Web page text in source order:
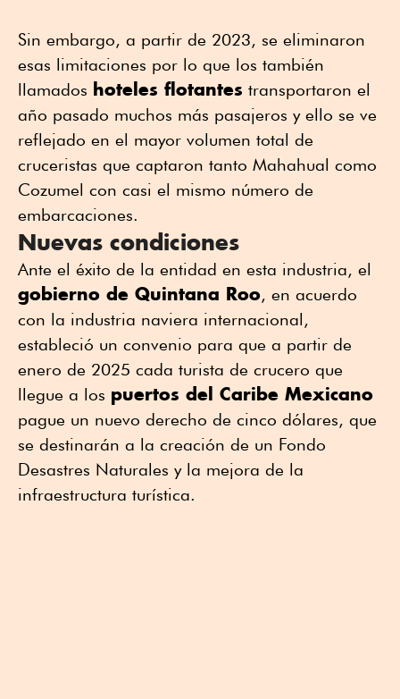
Sin embargo, a partir de 2023, se eliminaron
esas limitaciones por lo que los también
llamados hoteles flotantes transportaron el
año pasado muchos más pasajeros y ello se ve
reflejado en el mayor volumen total de
cruceristas que captaron tanto Mahahual como
Cozumel con casi el mismo número de
embarcaciones.
Nuevas condiciones
Ante el éxito de la entidad en esta industria, el
gobierno de Quintana Roo, en acuerdo
con la industria naviera internacional,
estableció un convenio para que a partir de
enero de 2025 cada turista de crucero que
llegue a los puertos del Caribe Mexicano
pague un nuevo derecho de cinco dólares, que
se destinarán a la creación de un Fondo
Desastres Naturales y la mejora de la
infraestructura turística.